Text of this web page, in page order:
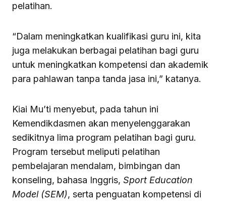
pelatihan.
“Dalam meningkatkan kualifikasi guru ini, kita
juga melakukan berbagai pelatihan bagi guru
untuk meningkatkan kompetensi dan akademik
para pahlawan tanpa tanda jasa ini,” katanya.
Kiai Mu’ti menyebut, pada tahun ini
Kemendikdasmen akan menyelenggarakan
sedikitnya lima program pelatihan bagi guru.
Program tersebut meliputi pelatihan
pembelajaran mendalam, bimbingan dan
konseling, bahasa Inggris, Sport Education
Model (SEM), serta penguatan kompetensi di